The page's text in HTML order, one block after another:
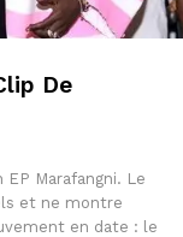
De
Marafangni. Le
et ne montre
en date : le